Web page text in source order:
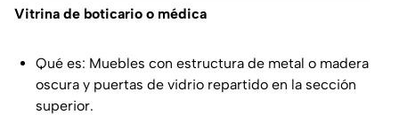
Vitrina de boticario o médica
Qué es: Muebles con estructura de metal o madera
oscura y puertas de vidrio repartido en la sección
superior.